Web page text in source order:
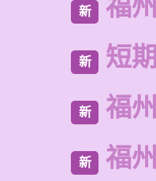
新 福
新 短
新 福
新 福